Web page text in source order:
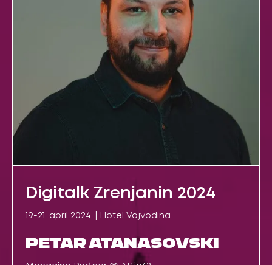
Digitalk Zrenjanin 2024
19-21. april 2024. | Hotel Vojvodina
PETAR ATANASOVSKI